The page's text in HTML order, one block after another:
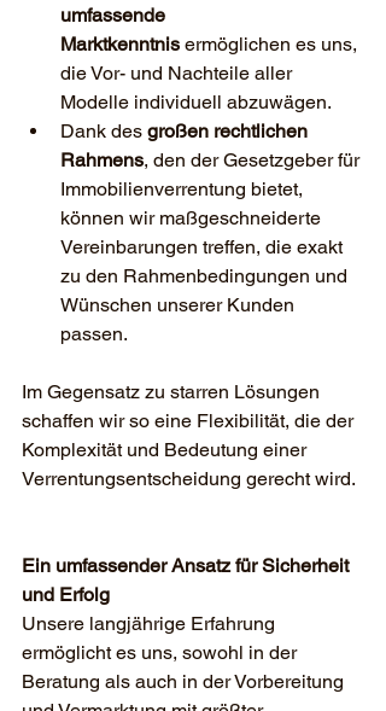
umfassende
Marktkenntnis ermöglichen es uns,
die Vor- und Nachteile aller
Modelle individuell abzuwägen.
Dank des großen rechtlichen
Rahmens, den der Gesetzgeber für
Immobilienverrentung bietet,
können wir maßgeschneiderte
Vereinbarungen treffen, die exakt
zu den Rahmenbedingungen und
Wünschen unserer Kunden
passen.
Im Gegensatz zu starren Lösungen
schaffen wir so eine Flexibilität, die der
Komplexität und Bedeutung einer
Verrentungsentscheidung gerecht wird.
Ein umfassender Ansatz für Sicherheit
und Erfolg
Unsere langjährige Erfahrung
ermöglicht es uns, sowohl in der
Beratung als auch in der Vorbereitung